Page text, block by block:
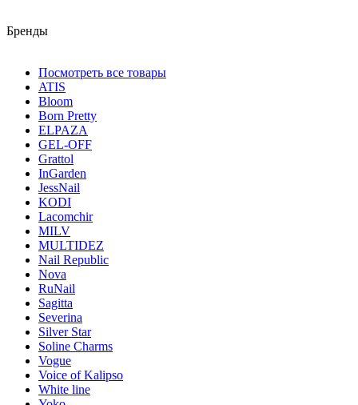
Бренды
Посмотреть все товары
ATIS
Bloom
Born Pretty
ELPAZA
GEL-OFF
Grattol
InGarden
JessNail
KODI
Lacomchir
MILV
MULTIDEZ
Nail Republic
Nova
RuNail
Sagitta
Severina
Silver Star
Soline Charms
Vogue
Voice of Kalipso
White line